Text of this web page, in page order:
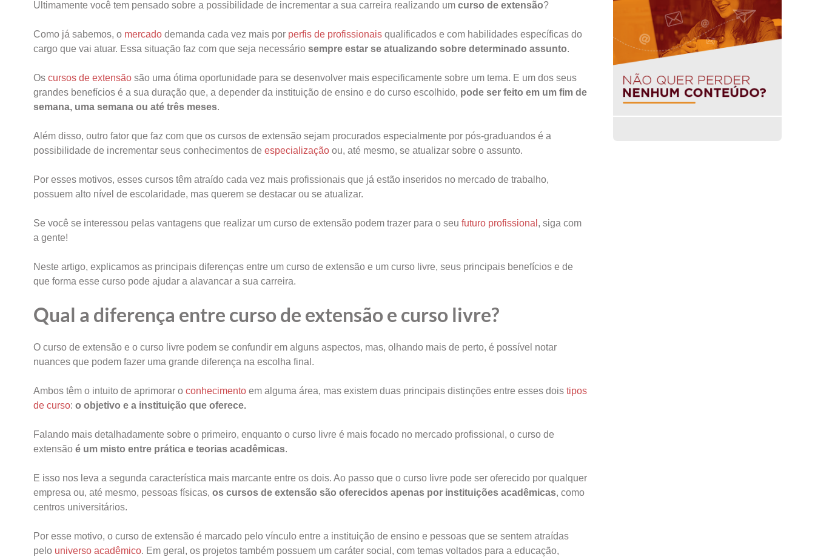
Ultimamente você tem pensado sobre a possibilidade de incrementar a sua carreira realizando um curso de extensão?
Como já sabemos, o mercado demanda cada vez mais por perfis de profissionais qualificados e com habilidades específicas do
cargo que vai atuar. Essa situação faz com que seja necessário sempre estar se atualizando sobre determinado assunto.
Os cursos de extensão são uma ótima oportunidade para se desenvolver mais especificamente sobre um tema. E um dos seus
grandes benefícios é a sua duração que, a depender da instituição de ensino e do curso escolhido, pode ser feito em um fim de
semana, uma semana ou até três meses.
Além disso, outro fator que faz com que os cursos de extensão sejam procurados especialmente por pós-graduandos é a
possibilidade de incrementar seus conhecimentos de especialização ou, até mesmo, se atualizar sobre o assunto.
Por esses motivos, esses cursos têm atraído cada vez mais profissionais que já estão inseridos no mercado de trabalho,
possuem alto nível de escolaridade, mas querem se destacar ou se atualizar.
Se você se interessou pelas vantagens que realizar um curso de extensão podem trazer para o seu futuro profissional , siga com
a gente!
Neste artigo, explicamos as principais diferenças entre um curso de extensão e um curso livre, seus principais benefícios e de
que forma esse curso pode ajudar a alavancar a sua carreira.
Qual a diferença entre curso de extensão e curso livre?
O curso de extensão e o curso livre podem se confundir em alguns aspectos, mas, olhando mais de perto, é possível notar
nuances que podem fazer uma grande diferença na escolha final.
Ambos têm o intuito de aprimorar o conhecimento em alguma área, mas existem duas principais distinções entre esses dois tipos
de curso: o objetivo e a instituição que oferece.
Falando mais detalhadamente sobre o primeiro, enquanto o curso livre é mais focado no mercado profissional, o curso de
extensão é um misto entre prática e teorias acadêmicas.
E isso nos leva a segunda característica mais marcante entre os dois. Ao passo que o curso livre pode ser oferecido por qualquer
empresa ou, até mesmo, pessoas físicas, os cursos de extensão são oferecidos apenas por instituições acadêmicas, como
centros universitários.
Por esse motivo, o curso de extensão é marcado pelo vínculo entre a instituição de ensino e pessoas que se sentem atraídas
pelo universo acadêmico. Em geral, os projetos também possuem um caráter social, com temas voltados para a educação,